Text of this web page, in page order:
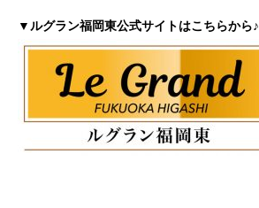
▼ルグラン福岡東公式サイトはこちらから♪